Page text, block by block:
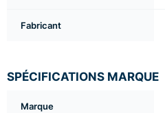
Fabricant
SPÉCIFICATIONS MARQUE
Marque